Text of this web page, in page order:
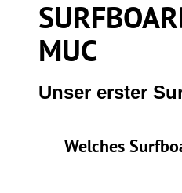
MUC
Unser erster
Welches